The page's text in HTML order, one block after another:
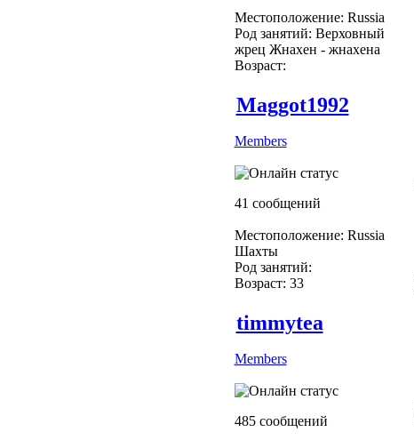
Местоположение: Russia
Род занятий: Верховный
жрец Жнахен - жнахена
Возраст:
Maggot1992
Members
41 сообщений
Местоположение: Russia
Шахты
Род занятий:
Возраст: 33
timmytea
Members
485 сообщений